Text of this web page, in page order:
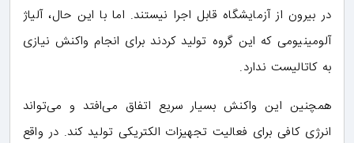
در بیرون از آزمایشگاه قابل اجرا نیستند. اما با این حال، آلیاژ
آلومینیومی که این گروه تولید کردند برای انجام واکنش نیازی
به کاتالیست ندارد.
همچنین این واکنش بسیار سریع اتفاق می‌افتد و می‌تواند
انرژی کافی برای فعالیت تجهیزات الکتریکی تولید کند. در واقع